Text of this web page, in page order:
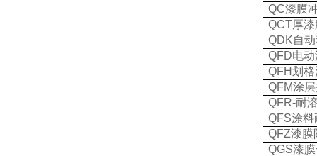
QC漆膜
QCT厚
QDK自
QFD电
QFH划
QFM涂
QFR-耐
QFS涂料
QFZ漆膜
QGS漆